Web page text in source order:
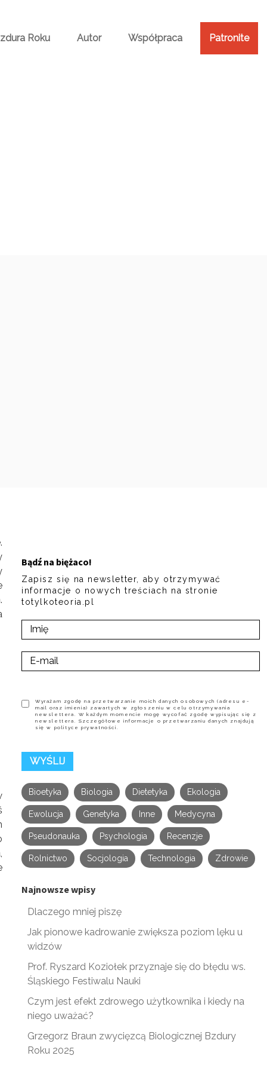
Roku Autor Współpraca Patronite
Bądź na biężaco!
Zapisz się na newsletter, aby otrzymywać
informacje o nowych treściach na stronie
totylkoteoria.pl
Wyrażam zgodę na przetwarzanie moich danych osobowych (adresu e-
mail oraz imienia) zawartych w zgłoszeniu w celu otrzymywania
newslettera. W każdym momencie mogę wycofać zgodę wypisując się z
newslettera. Szczegółowe informacje o przetwarzaniu danych znajdują
się w polityce prywatności.
Bioetyka Biologia Dietetyka Ekologia
Ewolucja Genetyka Inne Medycyna
Pseudonauka Psychologia Recenzje
Rolnictwo Socjologia Technologia Zdrowie
Najnowsze wpisy
Dlaczego mniej piszę
Jak pionowe kadrowanie zwiększa poziom lęku u
widzów
Prof. Ryszard Koziołek przyznaje się do błędu ws.
Śląskiego Festiwalu Nauki
Czym jest efekt zdrowego użytkownika i kiedy na
niego uważać?
Grzegorz Braun zwycięzcą Biologicznej Bzdury
Roku 2025